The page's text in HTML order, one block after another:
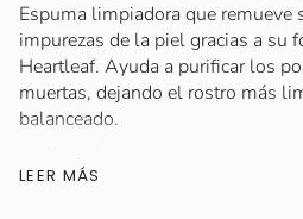
Espuma limpiadora que remueve
impurezas de la piel gracias a su
Heartleaf. Ayuda a purificar los
muertas, dejando el rostro más
balanceado.
hidratar profundamente y ácido
LEER MÁS